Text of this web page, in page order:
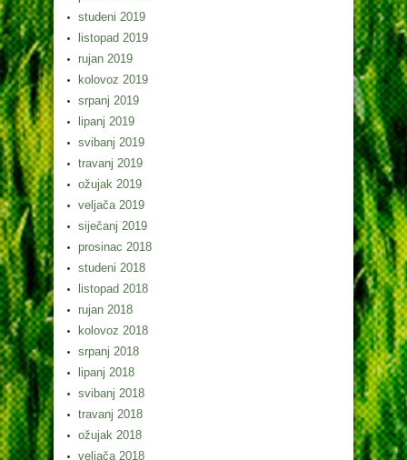
studeni 2019
listopad 2019
rujan 2019
kolovoz 2019
srpanj 2019
lipanj 2019
svibanj 2019
travanj 2019
ožujak 2019
veljača 2019
siječanj 2019
prosinac 2018
studeni 2018
listopad 2018
rujan 2018
kolovoz 2018
srpanj 2018
lipanj 2018
svibanj 2018
travanj 2018
ožujak 2018
veljača 2018